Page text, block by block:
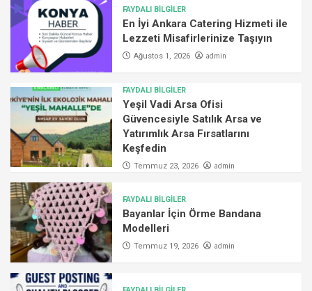
FAYDALI BİLGİLER
En İyi Ankara Catering Hizmeti ile
Lezzeti Misafirlerinize Taşıyın
Ağustos 1, 2026 admin
FAYDALI BİLGİLER
Yeşil Vadi Arsa Ofisi
Güvencesiyle Satılık Arsa ve
Yatırımlık Arsa Fırsatlarını
Keşfedin
Temmuz 23, 2026 admin
FAYDALI BİLGİLER
Bayanlar İçin Örme Bandana
Modelleri
Temmuz 19, 2026 admin